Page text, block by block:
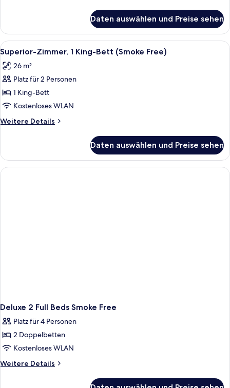
Shower,
Smoke
Free)
anzeigen
Zimmer,
1 King-
Bett,
barrierefrei
(Roll-
In
Smoke
Free)
Daten auswählen und Preise sehen
Alle
Fotos
für
Superior-
Zimmer,
1 King-
Bett
(Smoke
anzeigen
Ein Hotelzimmer mit Bett,
10
Superior-Zimmer, 1 King-Bett (Smoke Free)
26 m²
Platz für 2 Personen
1 King-Bett
Kostenloses WLAN
Weitere Details
Weitere
Zimmer,
1 King-
Bett
Daten auswählen und Preise sehen
Deluxe 2 Full Beds Smoke Free
Platz für 4 Personen
2 Doppelbetten
Kostenloses WLAN
Weitere Details
Weitere